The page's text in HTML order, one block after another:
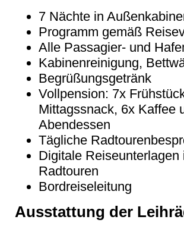
7 Nächte in
Programm gemäß
Alle Passagier- und
Kabinenreinigung, Bettw
Begrüßungsgetränk
Vollpension: 7x Fr
Mittagssnack, 6x Kaffee
Abendessen
Tägliche
Digitale
Radtouren
Bordreiseleitung
Ausstattung der